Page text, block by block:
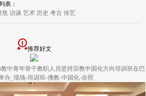
表：
焦 访谈 艺术 历史 考古 传艺
推荐好文
中青年骨干教职人员坚持宗教中国化方向培训班在巴
办_现场-培训班-佛教-中国化-合照